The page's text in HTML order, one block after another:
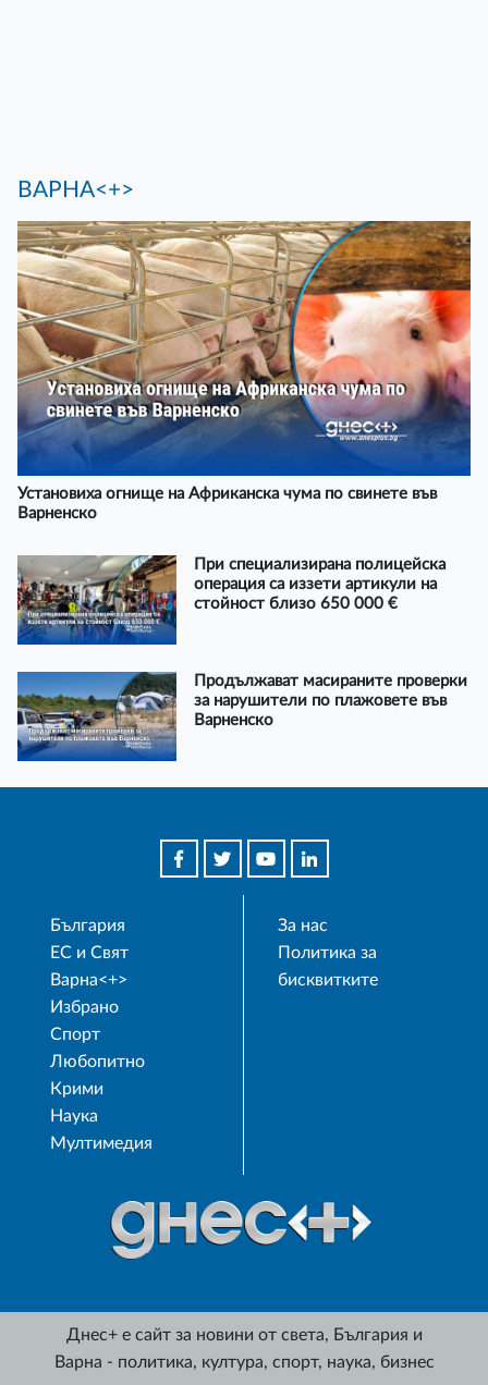
ВАРНА<+>
Установиха огнище на Африканска чума по свинете във
Варненско
При специализирана полицейска
операция са иззети артикули на
стойност близо 650 000 €
Продължават масираните проверки
за нарушители по плажовете във
Варненско
България
ЕС и Свят
Варна<+>
Избрано
Спорт
Любопитно
Крими
Наука
Мултимедия
За нас
Политика за
бисквитките
Днес+ е сайт за новини от света, България и
Варна - политика, култура, спорт, наука, бизнес